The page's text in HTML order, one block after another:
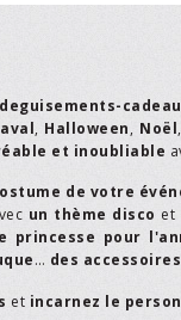
deguisements-
, Halloween, Noël,
et inoubliable
de votre
un thème disco et
princesse pour
… des
et incarnez le